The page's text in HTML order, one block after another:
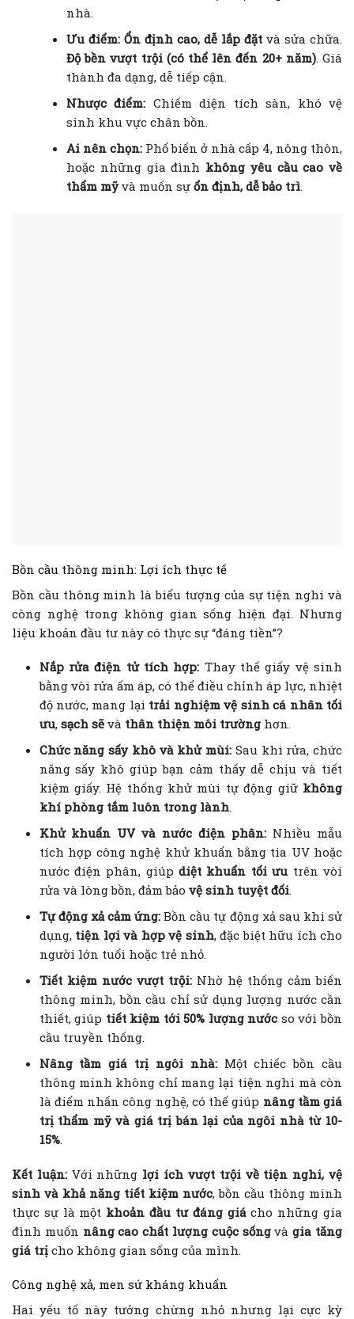
nhà.
Ưu điểm: Ổn định cao, dễ lắp đặt và sửa chữa.
Độ bền vượt trội (có thể lên đến 20+ năm). Giá
thành đa dạng, dễ tiếp cận.
Nhược điểm: Chiếm diện tích sàn, khó vệ
sinh khu vực chân bồn.
Ai nên chọn: Phổ biến ở nhà cấp 4, nông thôn,
hoặc những gia đình không yêu cầu cao về
thẩm mỹvà muốn sự ổn định, dễ bảo trì.
Bồn cầu thông minh: Lợi ích thực tế
Bồn cầu thông minh là biểu tượng của sự tiện nghi và
công nghệ trong không gian sống hiện đại. Nhưng
liệu khoản đầu tư này có thực sự “đáng tiền”?
Nắp rửa điện tử tích hợp: Thay thế giấy vệ sinh
bằng vòi rửa ấm áp, có thể điều chỉnh áp lực, nhiệt
độ nước, mang lại trải nghiệm vệ sinh cá nhân tối
ưu, sạch sẽvà thân thiện môi trườnghơn.
Chức năng sấy khô và khử mùi: Sau khi rửa, chức
năng sấy khô giúp bạn cảm thấy dễ chịu và tiết
kiệm giấy. Hệ thống khử mùi tự động giữ không
khí phòng tắm luôn trong lành.
Khử khuẩn UV và nước điện phân: Nhiều mẫu
tích hợp công nghệ khử khuẩn bằng tia UV hoặc
nước điện phân, giúpdiệt khuẩn tối ưu trên vòi
rửa và lòng bồn, đảm bảo vệ sinh tuyệt đối.
Tự động xả cảm ứng: Bồn cầu tự động xả sau khi sử
dụng, tiện lợi và hợp vệ sinh, đặc biệt hữu ích cho
người lớn tuổi hoặc trẻ nhỏ.
Tiết kiệm nước vượt trội:Nhờ hệ thống cảm biến
thông minh, bồn cầu chỉ sử dụng lượng nước cần
thiết, giúp tiết kiệm tới 50% lượng nước so với bồn
cầu truyền thống.
Nâng tầm giá trị ngôi nhà:Một chiếc bồn cầu
thông minh không chỉ mang lại tiện nghi mà còn
là điểm nhấn công nghệ, có thể giúp nâng tầm giá
trị thẩm mỹ và giá trị bán lại của ngôi nhà từ 10-
15%.
Kết luận:Với những lợi ích vượt trội về tiện nghi, vệ
sinh và khả năng tiết kiệm nước, bồn cầu thông minh
thực sự là một khoản đầu tư đáng giácho những gia
đình muốn nâng cao chất lượng cuộc sốngvàgia tăng
giá trị cho không gian sống của mình.
Công nghệ xả, men sứ kháng khuẩn
Hai yếu tố này tưởng chừng nhỏ nhưng lại cực kỳ